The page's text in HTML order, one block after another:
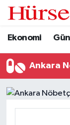
Ekonomi
Ankara
Ekonomi
Gündem
Kültür &
Hava
Trafik
Süper Lig